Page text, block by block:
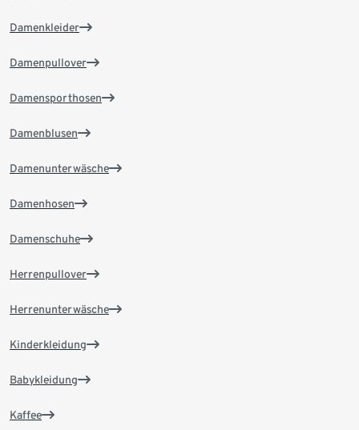
Damenkleider
Damenpullover
Damensporthosen
Damenblusen
Damenunterwäsche
Damenhosen
Damenschuhe
Herrenpullover
Herrenunterwäsche
Kinderkleidung
Babykleidung
Kaffee